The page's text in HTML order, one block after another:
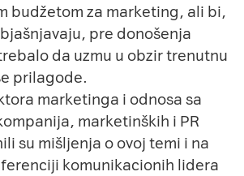
budžetom za marketing, ali bi,
pre donošenja
da uzmu u obzir trenutnu
prilagode.
marketinga i odnosa sa
marketinških i PR
su mišljenja o ovoj temi i na
komunikacionih lidera